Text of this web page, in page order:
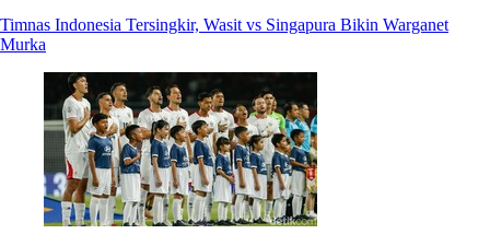
Timnas Indonesia Tersingkir, Wasit vs Singapura Bikin Warganet
Murka